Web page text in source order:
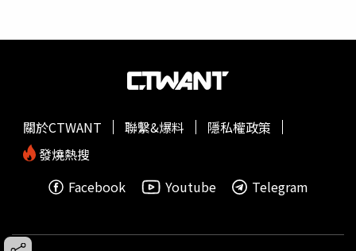
關於CTWANT 聯繫&爆料
隱私權政策
發燒熱搜
Facebook
Youtube Telegram